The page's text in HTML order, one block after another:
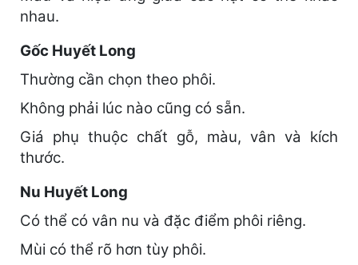
nhau.
Gốc Huyết Long
Thường cần chọn theo phôi.
Không phải lúc nào cũng có sẵn.
Giá phụ thuộc chất gỗ, màu, vân và kích
thước.
Nu Huyết Long
Có thể có vân nu và đặc điểm phôi riêng.
Mùi có thể rõ hơn tùy phôi.